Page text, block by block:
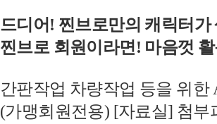
드디어! 찐브로만의 캐릭터
찐브로 회원이라면! 마음껏
간판작업 차량작업 등을 위한
(가맹회원전용) [자료실] 첨부